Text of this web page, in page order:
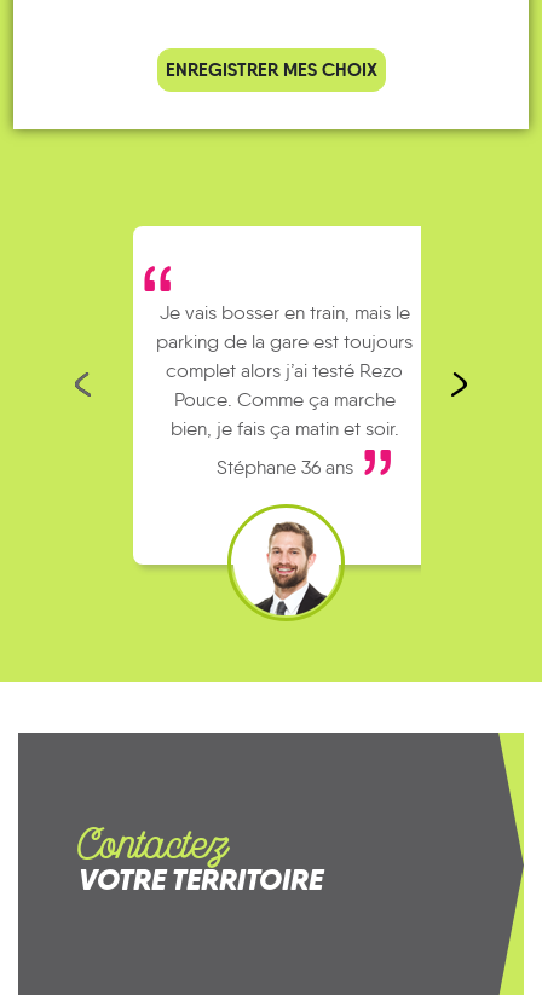
Témoignages
Je vais bosser en train, mais le
parking de la gare est toujours
complet alors j’ai testé Rezo
Pouce. Comme ça marche
bien, je fais ça matin et soir.
Stéphane 36 ans
Contactez
VOTRE TERRITOIRE
ENREGISTRER MES CHOIX